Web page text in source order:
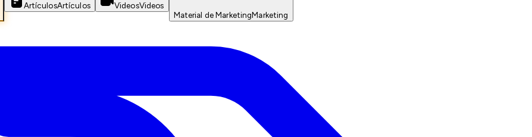
ArtículosArtículos VideosVideos
Material de MarketingMarketing